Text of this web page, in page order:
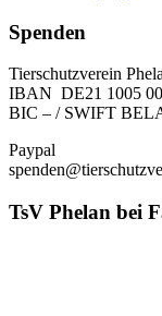
Spenden
Tierschutzverein
IBAN DE21 1005
BIC – / SWIFT
Paypal
TsV Phelan bei